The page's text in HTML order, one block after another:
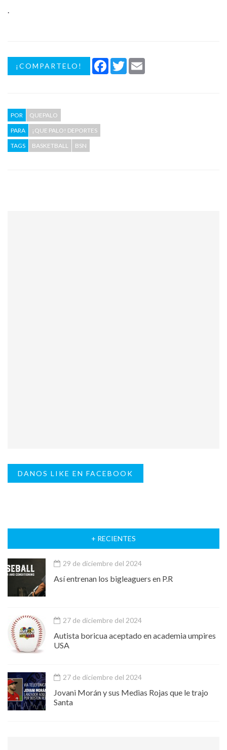
¡COMPARTELO! Facebook
Twitter
POR
QUEPALO
PARA
¡QUE PALO! DEPORTES
TAGS
BASKETBALL BSN
DANOS LIKE EN FACEBOOK
+ RECIENTES
29 de diciembre del 2024
Así entrenan los bigleaguers en P.R
27 de diciembre del 2024
Autista boricua aceptado en academia umpires
USA
27 de diciembre del 2024
Jovani Morán y sus Medias Rojas que le trajo
Santa